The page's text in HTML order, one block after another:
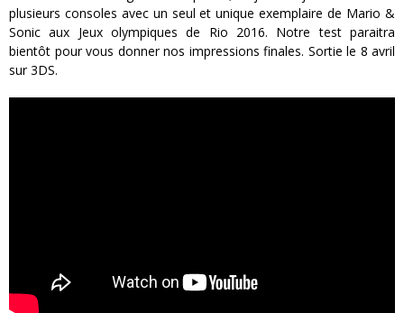
plusieurs consoles avec un seul et unique exemplaire de Mario &
Sonic aux Jeux olympiques de Rio 2016. Notre test paraitra
bientôt pour vous donner nos impressions finales. Sortie le 8 avril
sur 3DS.